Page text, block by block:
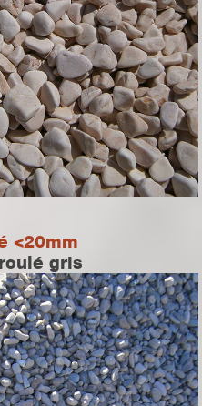
<20mm
gris